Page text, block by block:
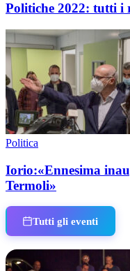
Politiche 2022: tutti i
Politica
Iorio:«Ennesima
Termoli»
Tutti gli eventi